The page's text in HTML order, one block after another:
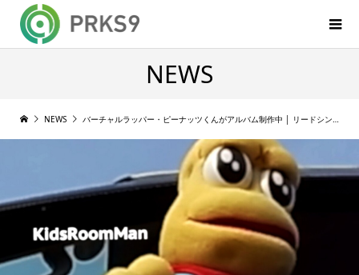
NEWS
NEWS バーチャルラッパー・ピーナッツくんがアルバム制作中 │ リードシングル KidsRoomMan のMVを公開